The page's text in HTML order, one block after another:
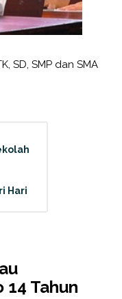
SD, SMP dan SMA
Hari
Tahun